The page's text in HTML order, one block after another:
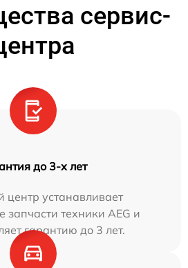
сервис-
до 3-х лет
центр устанавливает
запчасти техники AEG и
гарантию до 3 лет.